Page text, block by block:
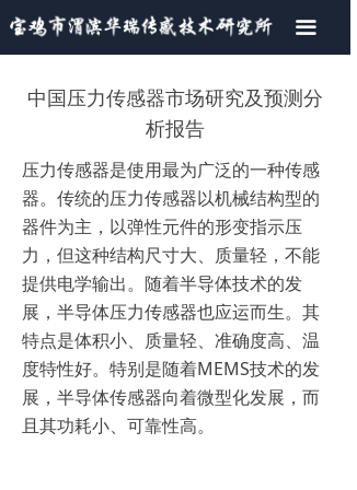
끀
首页
荣誉资质
行业新闻
联系我们
中国压力传感器市场研究及预测分
析报告
压力传感器是使用最为广泛的一种传感
器。传统的压力传感器以机械结构型的
器件为主，以弹性元件的形变指示压
力，但这种结构尺寸大、质量轻，不能
提供电学输出。随着半导体技术的发
展，半导体压力传感器也应运而生。其
特点是体积小、质量轻、准确度高、温
度特性好。特别是随着MEMS技术的发
展，半导体传感器向着微型化发展，而
且其功耗小、可靠性高。